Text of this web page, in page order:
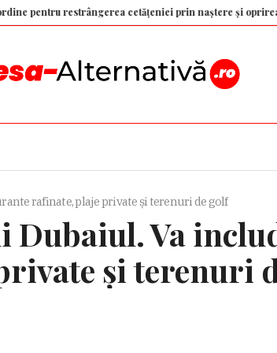
restrângerea cetățeniei prin naștere și oprirea
rafinate, plaje private și terenuri de golf
Dubaiul. Va
și terenuri